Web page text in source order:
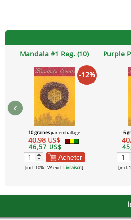
Mandala #1 Reg. (10)
-12%
10 grainespar emballage
40,98 US$
46,57 US$
Acheter
[incl. 10% TVA excl. Livraison]
Purple
6
[incl.
‹